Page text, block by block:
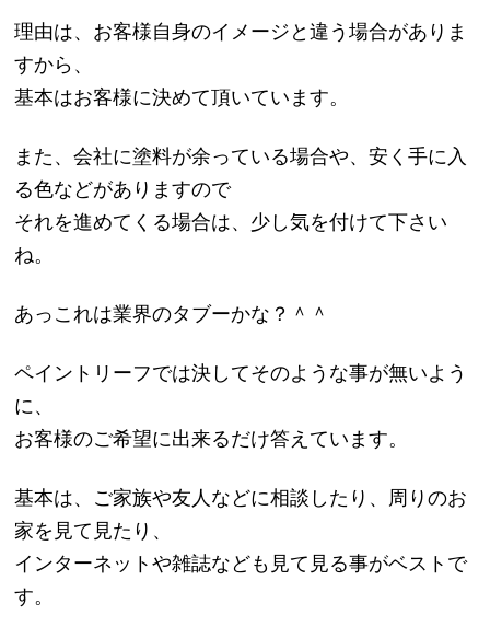
理由は、お客様自身のイメージと違う場合がありま
すから、
基本はお客様に決めて頂いています。
また、会社に塗料が余っている場合や、安く手に入
る色などがありますので
それを進めてくる場合は、少し気を付けて下さい
ね。
あっこれは業界のタブーかな？＾＾
ペイントリーフでは決してそのような事が無いよう
に、
お客様のご希望に出来るだけ答えています。
基本は、ご家族や友人などに相談したり、周りのお
家を見て見たり、
インターネットや雑誌なども見て見る事がベストで
す。